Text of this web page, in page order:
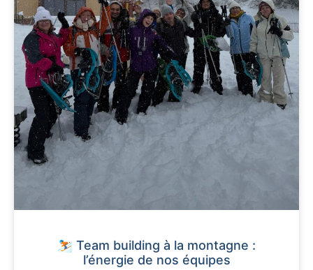
⛷️ Team building à la montagne :
l’énergie de nos équipes